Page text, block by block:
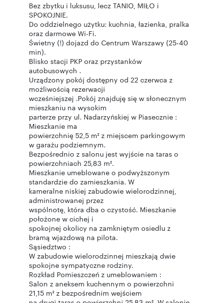
Bez zbytku i luksusu, lecz TANIO, MIŁO i
SPOKOJNIE.
Do oddzielnego użytku: kuchnia, łazienka, pralka
oraz darmowe Wi-Fi.
Świetny (!) dojazd do Centrum Warszawy (25-40
min).
Blisko stacji PKP oraz przystanków
autobusowych .
Urządzony pokój dostępny od 22 czerwca z
możliwością rezerwacji
wcześniejszej .Pokój znajduję się w słonecznym
mieszkaniu na wysokim
parterze przy ul. Nadarzyńskiej w Piasecznie :
Mieszkanie ma
powierzchnię 52,5 m² z miejscem parkingowym
w garażu podziemnym.
Bezpośrednio z salonu jest wyjście na taras o
powierzchniach 25,83 m².
Mieszkanie umeblowane o podwyższonym
standardzie do zamieszkania. W
kameralne niskiej zabudowie wielorodzinnej,
administrowanej przez
wspólnotę, która dba o czystość. Mieszkanie
położone w cichej i
spokojnej okolicy na zamkniętym osiedlu z
bramą wjazdową na pilota.
Sąsiedztwo :
W zabudowie wielorodzinnej mieszkają dwie
spokojne sympatyczne rodziny.
Rozkład Pomieszczeń z umeblowaniem :
Salon z aneksem kuchennym o powierzchni
21,15 m² z bezpośrednim wejściem